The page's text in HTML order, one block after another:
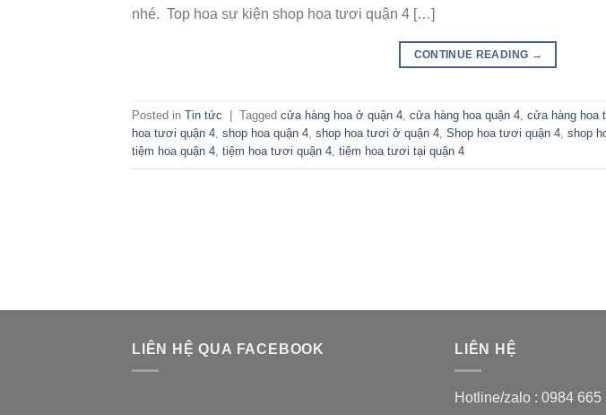
nhé. Top hoa sự kiện shop hoa tươi quận 4 […]
CONTINUE READING →
Posted in Tin tức Tagged cửa hàng hoa ở quận 4, cửa hàng hoa quận 4, cửa hàng hoa
hoa tươi quận 4, shop hoa quận 4, shop hoa tươi ở quận 4, Shop hoa tươi quận 4, shop
tiệm hoa quận 4, tiệm hoa tươi quận 4, tiệm hoa tươi tại quận 4
LIÊN HỆ QUA FACEBOOK LIÊN HỆ
Hotline/zalo : 0984 665